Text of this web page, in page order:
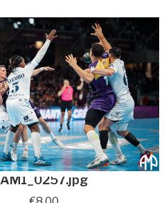
AM1_0257.jpg